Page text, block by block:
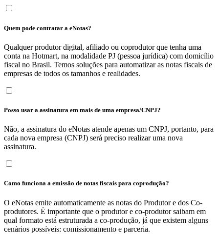
Quem pode contratar a eNotas?
Qualquer produtor digital, afiliado ou coprodutor que tenha uma
conta na Hotmart, na modalidade PJ (pessoa jurídica) com domicílio
fiscal no Brasil. Temos soluções para automatizar as notas fiscais de
empresas de todos os tamanhos e realidades.
Posso usar a assinatura em mais de uma empresa/CNPJ?
Não, a assinatura do eNotas atende apenas um CNPJ, portanto, para
cada nova empresa (CNPJ) será preciso realizar uma nova
assinatura.
Como funciona a emissão de notas fiscais para coprodução?
O eNotas emite automaticamente as notas do Produtor e dos Co-
produtores. É importante que o produtor e co-produtor saibam em
qual formato está estruturada a co-produção, já que existem alguns
cenários possíveis: comissionamento e parceria.